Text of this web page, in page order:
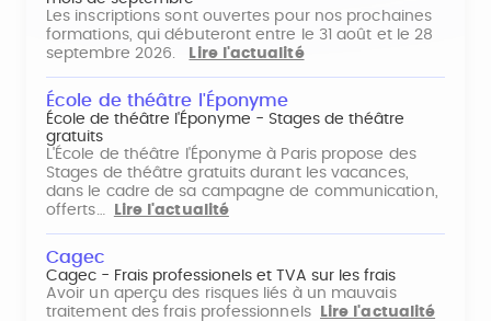
Les inscriptions sont ouvertes pour nos prochaines
formations, qui débuteront entre le 31 août et le 28
septembre 2026.
Lire l'actualité
École de théâtre l'Éponyme
École de théâtre l'Éponyme - Stages de théâtre
gratuits
L'École de théâtre l'Éponyme à Paris propose des
Stages de théâtre gratuits durant les vacances,
dans le cadre de sa campagne de communication,
offerts…
Lire l'actualité
Cagec
Cagec - Frais professionels et TVA sur les frais
Avoir un aperçu des risques liés à un mauvais
traitement des frais professionnels
Lire l'actualité